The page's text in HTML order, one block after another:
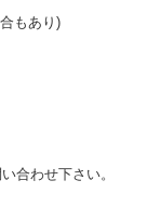
もあり)
合わせ下さい。